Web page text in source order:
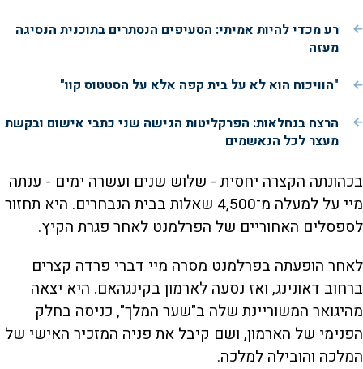
רע מכדי להיות אמיתי: הסעיפים הנסתרים בתוכנית הנסיגה
מעזה
"הוויכוח הוא לא על בית קפה אלא על הסטטוס קוו"
הרצח בנחלאות: הפרקליטות הגישה שני כתבי אישום ובקשת
מעצר לכל הנאשמים
בכהונתה הקצרה יחסית - שלוש שנים ועשרה ימים - ענתה
מיי על למעלה מ־4,500 שאלות בבית הנבחרים. היא תחזור
לספסלים האחוריים של הפרלמנט לאחר פגרת הקיץ.
לאחר הופעתה בפרלמנט מסרה מיי דברי פרדה קצרים
ברחוב דאונינג, ואז נסעה לארמון בקינגהאם. היא יצאה
מהיגואר המשוריינת שלה ב"שער המלך", כניסה בחלק
הפנימי של הארמון, ושם קיבל את פניה המזכיר האישי של
המלכה והובילה למלכה.